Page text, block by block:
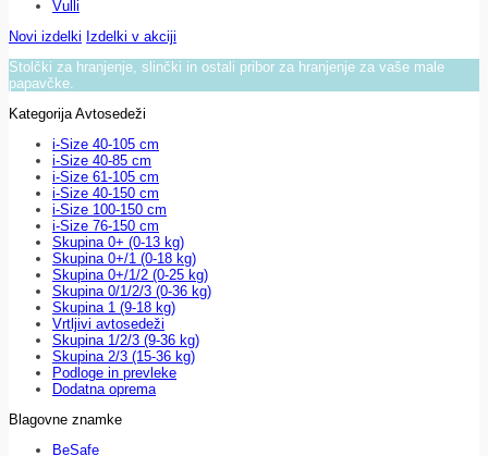
Vulli
Novi izdelki Izdelki v akciji
Stolčki za hranjenje, slinčki in ostali pribor za hranjenje za vaše male
papavčke.
Kategorija Avtosedeži
i-Size 40-105 cm
i-Size 40-85 cm
i-Size 61-105 cm
i-Size 40-150 cm
i-Size 100-150 cm
i-Size 76-150 cm
Skupina 0+ (0-13 kg)
Skupina 0+/1 (0-18 kg)
Skupina 0+/1/2 (0-25 kg)
Skupina 0/1/2/3 (0-36 kg)
Skupina 1 (9-18 kg)
Vrtljivi avtosedeži
Skupina 1/2/3 (9-36 kg)
Skupina 2/3 (15-36 kg)
Podloge in prevleke
Dodatna oprema
Blagovne znamke
BeSafe